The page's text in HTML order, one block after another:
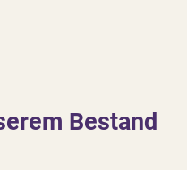
Bestand